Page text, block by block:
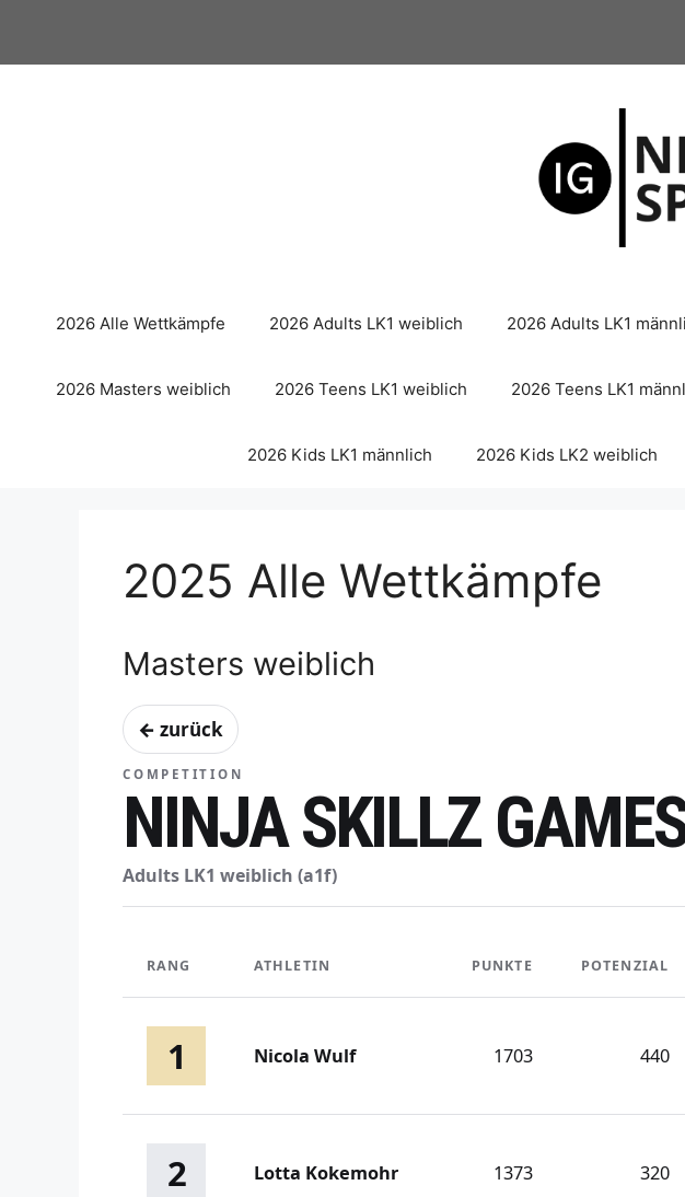
springen
2026 Alle Wettkämpfe 2026 Adults LK1 weiblich 2026 Adults LK1
2026 Masters weiblich 2026 Teens LK1 weiblich 2026 Teens LK1
2026 Kids LK1 männlich 2026 Kids LK2 weiblich
2025 Alle Wettkämpfe
Masters weiblich
← zurück
COMPETITION
NINJA SKILLZ
Adults LK1 weiblich (a1f)
RANG ATHLETIN PUNKTE POTENZIAL
1 Nicola Wulf 1703 440
2 Lotta Kokemohr 1373 320